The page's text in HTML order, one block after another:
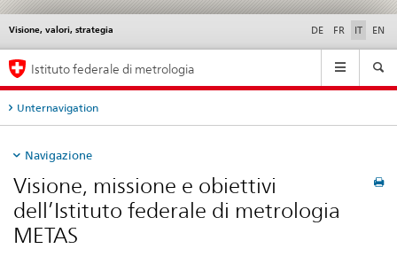
Visione, valori, strategia DE FR IT EN
Service
Navigation
Istituto federale di metrologia
Unternavigation
Navigazione
Visione, missione e obiettivi
dell’Istituto federale di metrologia
METAS